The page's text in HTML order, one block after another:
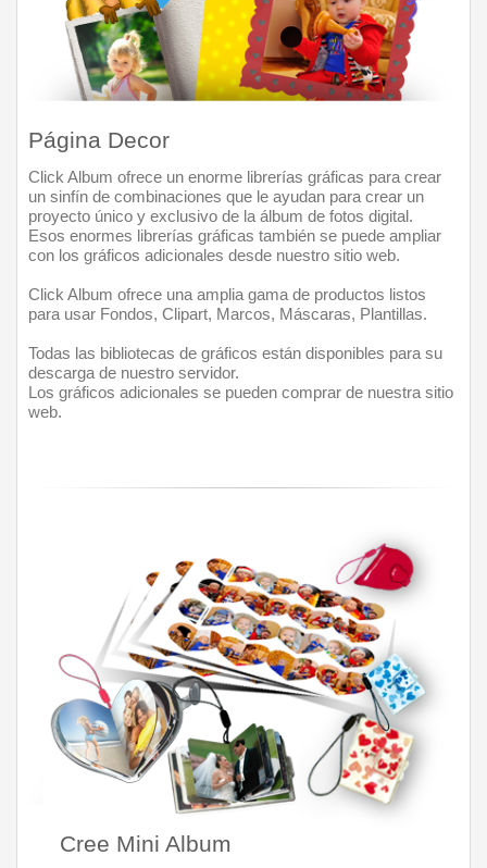
Página Decor
Click Album ofrece un enorme librerías gráficas para crear
un sinfín de combinaciones que le ayudan para crear un
proyecto único y exclusivo de la álbum de fotos digital.
Esos enormes librerías gráficas también se puede ampliar
con los gráficos adicionales desde nuestro sitio web.
Click Album ofrece una amplia gama de productos listos
para usar Fondos, Clipart, Marcos, Máscaras, Plantillas.
Todas las bibliotecas de gráficos están disponibles para su
descarga de nuestro servidor.
Los gráficos adicionales se pueden comprar de nuestra sitio
web.
Cree Mini Album